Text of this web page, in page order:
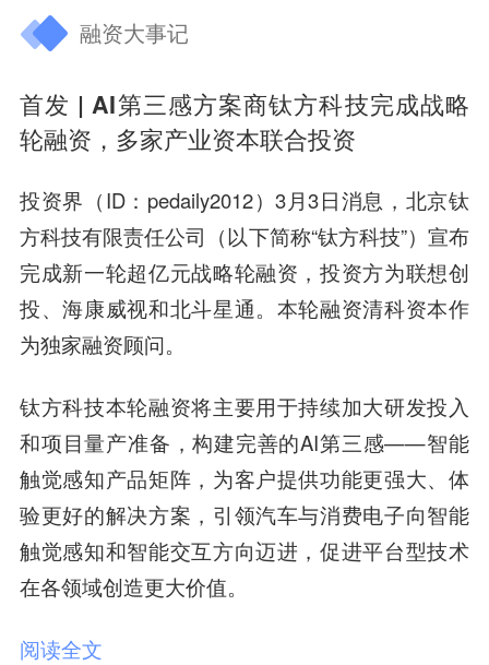
融资大事记
首发 | AI第三感方案商钛方科技完成战略
轮融资，多家产业资本联合投资
投资界（ID：pedaily2012）3月3日消息，北京钛
方科技有限责任公司（以下简称“钛方科技”）宣布
完成新一轮超亿元战略轮融资，投资方为联想创
投、海康威视和北斗星通。本轮融资清科资本作
为独家融资顾问。
钛方科技本轮融资将主要用于持续加大研发投入
和项目量产准备，构建完善的AI第三感——智能
触觉感知产品矩阵，为客户提供功能更强大、体
验更好的解决方案，引领汽车与消费电子向智能
触觉感知和智能交互方向迈进，促进平台型技术
在各领域创造更大价值。
阅读全文